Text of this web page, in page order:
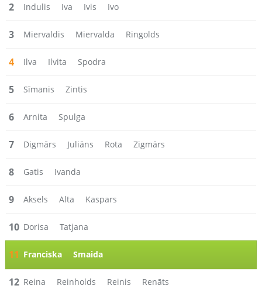
2 Indulis Iva Ivis Ivo
3 Miervaldis Miervalda Ringolds
4 Ilva Ilvita Spodra
5 Sīmanis Zintis
6 Arnita Spulga
7 Digmārs Juliāns Rota Zigmārs
8 Gatis Ivanda
9 Aksels Alta Kaspars
10 Dorisa Tatjana
11 Franciska Smaida
12 Reina Reinholds Reinis Renāts